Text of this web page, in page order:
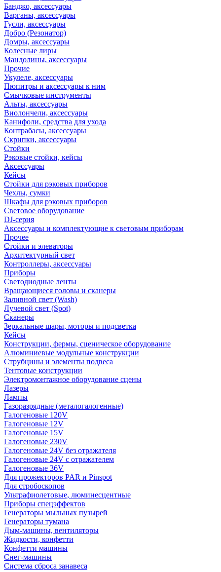
Банджо, аксессуары
Варганы, аксессуары
Гусли, аксессуары
Добро (Резонатор)
Домры, аксессуары
Колесные лиры
Мандолины, аксессуары
Прочие
Укулеле, аксессуары
Пюпитры и аксессуары к ним
Смычковые инструменты
Альты, аксессуары
Виолончели, аксессуары
Канифоли, средства для ухода
Контрабасы, аксессуары
Скрипки, аксессуары
Стойки
Рэковые стойки, кейсы
Аксессуары
Кейсы
Стойки для рэковых приборов
Чехлы, сумки
Шкафы для рэковых приборов
Световое оборудование
DJ-серия
Аксессуары и комплектующие к световым приборам
Прочее
Стойки и элеваторы
Архитектурный свет
Контроллеры, аксессуары
Приборы
Светодиодные ленты
Вращающиеся головы и сканеры
Заливной свет (Wash)
Лучевой свет (Spot)
Сканеры
Зеркальные шары, моторы и подсветка
Кейсы
Конструкции, фермы, сценическое оборудование
Алюминиевые модульные конструкции
Струбцины и элементы подвеса
Тентовые конструкции
Электромонтажное оборудование сцены
Лазеры
Лампы
Газоразрядные (металогалогенные)
Галогеновые 120V
Галогеновые 12V
Галогеновые 15V
Галогеновые 230V
Галогеновые 24V без отражателя
Галогеновые 24V с отражателем
Галогеновые 36V
Для прожекторов PAR и Pinspot
Для стробоскопов
Ультрафиолетовые, люминесцентные
Приборы спецэффектов
Генераторы мыльных пузырей
Генераторы тумана
Дым-машины, вентиляторы
Жидкости, конфетти
Конфетти машины
Снег-машины
Система сброса занавеса